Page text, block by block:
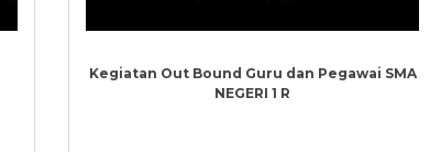
Kegiatan Out Bound Guru dan Pegawai SMA
NEGERI 1 R